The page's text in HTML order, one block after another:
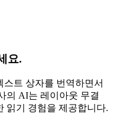
요.
트 상자를 번역하면서
의 AI는 레이아웃 무결
읽기 경험을 제공합니다.